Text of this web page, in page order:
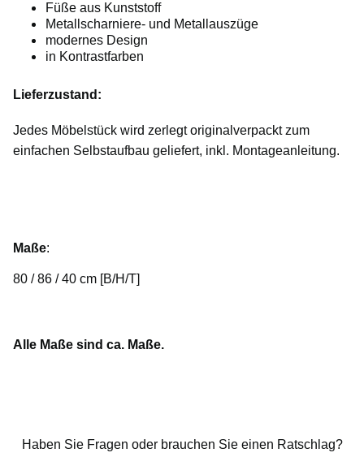
Füße aus Kunststoff
Metallscharniere- und Metallauszüge
modernes Design
in Kontrastfarben
Lieferzustand:
Jedes Möbelstück wird zerlegt originalverpackt zum
einfachen Selbstaufbau geliefert, inkl. Montageanleitung.
Maße:
80 / 86 / 40 cm [B/H/T]
Alle Maße sind ca. Maße.
Haben Sie Fragen oder brauchen Sie einen Ratschlag?